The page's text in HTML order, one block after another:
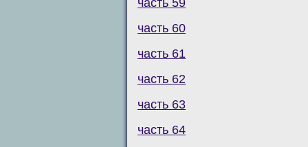
часть 60
часть 61
часть 62
часть 63
часть 64